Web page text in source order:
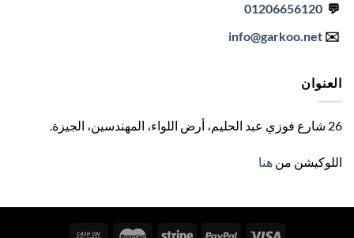
💬
01206656120
✉️
info@garkoo.net
العنوان
26 شارع فوزي عبد الحليم، أرض اللواء، المهندسين، الجيزة .
اللوكيشن من هنا